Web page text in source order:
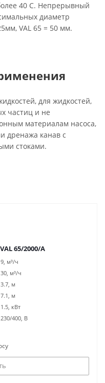
40 С. Непрерывный
диаметр
VAL 65 = 50 мм.
для жидкостей,
частиц и не
материалам насоса,
дренажа канав с
стоками.
65/2000/A
9, м³/ч
30, м³/ч
3.7, м
7.1, м
1.5, кВт
230/400, В